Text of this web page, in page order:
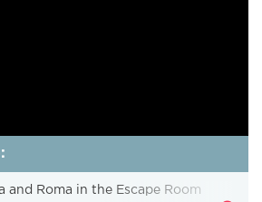
and Roma in the Escape Room